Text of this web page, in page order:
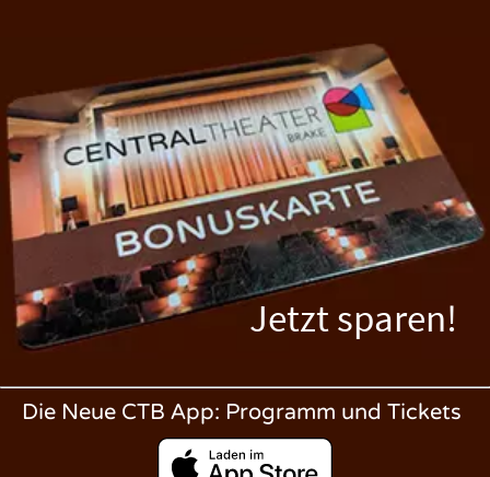
Jetzt sparen!
Die Neue CTB App: Programm und Tickets